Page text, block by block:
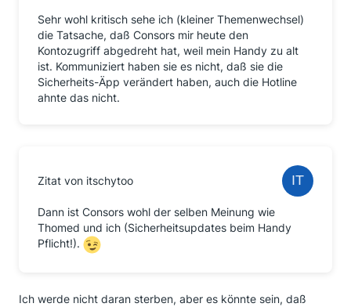
Sehr wohl kritisch sehe ich (kleiner Themenwechsel)
die Tatsache, daß Consors mir heute den
Kontozugriff abgedreht hat, weil mein Handy zu alt
ist. Kommuniziert haben sie es nicht, daß sie die
Sicherheits-Äpp verändert haben, auch die Hotline
ahnte das nicht.
Zitat von itschytoo
Dann ist Consors wohl der selben Meinung wie
Thomed und ich (Sicherheitsupdates beim Handy
Pflicht!).
Ich werde nicht daran sterben, aber es könnte sein, daß